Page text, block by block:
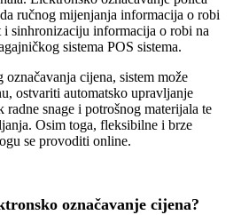
ručnog mijenjanja informacija o robi
i sinhronizaciju informacija o robi na
sistema POS sistema.
cijena, sistem može
ostvariti automatsko upravljanje
radne snage i potrošnog materijala te
Osim toga, fleksibilne i brze
se provoditi online.
označavanje cijena?